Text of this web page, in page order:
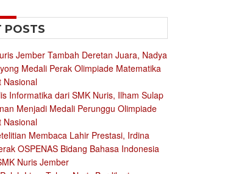
POSTS
Jember Tambah Deretan Juara, Nadya
Medali Perak Olimpiade Matematika
Nasional
Informatika dari SMK Nuris, Ilham Sulap
Menjadi Medali Perunggu Olimpiade
Nasional
Membaca Lahir Prestasi, Irdina
OSPENAS Bidang Bahasa Indonesia
Nuris Jember